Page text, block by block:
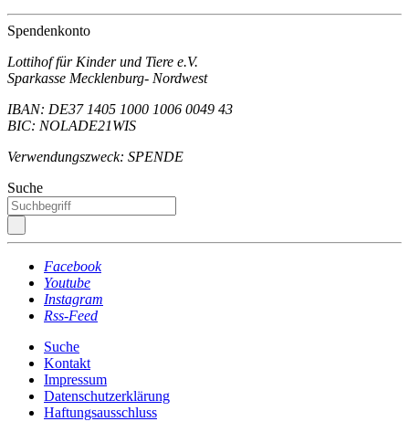
Spendenkonto
Lottihof für Kinder und Tiere e.V.
Sparkasse Mecklenburg- Nordwest
IBAN: DE37 1405 1000 1006 0049 43
BIC: NOLADE21WIS
Verwendungszweck: SPENDE
Suche
Facebook
Youtube
Instagram
Rss-Feed
Suche
Kontakt
Impressum
Datenschutzerklärung
Haftungsausschluss